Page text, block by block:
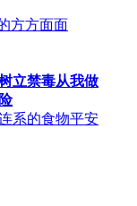
方方面面
立禁毒从我做
系的食物平安